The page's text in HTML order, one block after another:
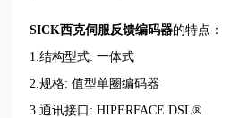
SICK西克伺服反馈编码器的特点：
1.结构型式: 一体式
2.规格: 值型单圈编码器
3.通讯接口: HIPERFACE DSL®